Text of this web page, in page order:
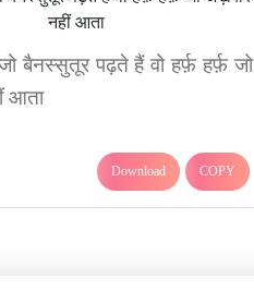
बैनस्सुतूर पढ़ते हैं वो हर्फ़ हर्फ़ जो
आता
Download COPY